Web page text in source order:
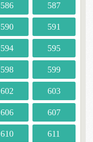
586 587
590 591
594 595
598 599
602 603
606 607
610 611